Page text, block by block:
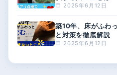
2025年6月12日
築10年、床がふわ
と対策を徹底解説
2025年6月12日